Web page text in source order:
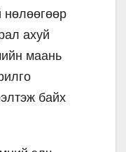
нөлөөгөөр
ахуй
маань
байх